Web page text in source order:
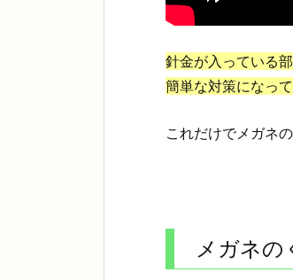
針金が入っている
簡単な対策になっ
これだけでメガネ
メガネの